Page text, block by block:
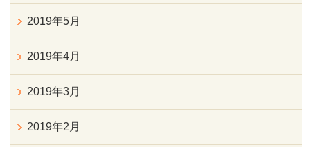
2019年5月
2019年4月
2019年3月
2019年2月